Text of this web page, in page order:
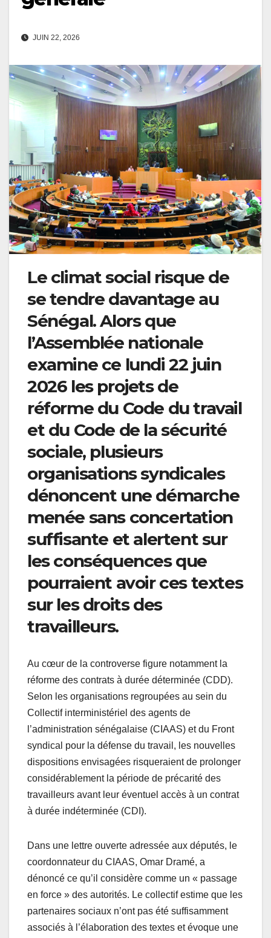
JUIN 22, 2026
Le climat social risque de
se tendre davantage au
Sénégal. Alors que
l’Assemblée nationale
examine ce lundi 22 juin
2026 les projets de
réforme du Code du travail
et du Code de la sécurité
sociale, plusieurs
organisations syndicales
dénoncent une démarche
menée sans concertation
suffisante et alertent sur
les conséquences que
pourraient avoir ces textes
sur les droits des
travailleurs.
Au cœur de la controverse figure notamment la
réforme des contrats à durée déterminée (CDD).
Selon les organisations regroupées au sein du
Collectif interministériel des agents de
l’administration sénégalaise (CIAAS) et du Front
syndical pour la défense du travail, les nouvelles
dispositions envisagées risqueraient de prolonger
considérablement la période de précarité des
travailleurs avant leur éventuel accès à un contrat
à durée indéterminée (CDI).
Dans une lettre ouverte adressée aux députés, le
coordonnateur du CIAAS, Omar Dramé, a
dénoncé ce qu’il considère comme un « passage
en force » des autorités. Le collectif estime que les
partenaires sociaux n’ont pas été suffisamment
associés à l’élaboration des textes et évoque une